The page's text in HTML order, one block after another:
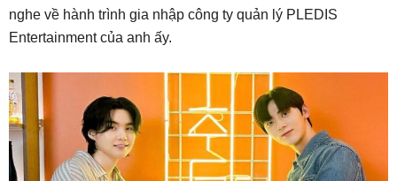
nghe về hành trình gia nhập công ty quản lý PLEDIS
Entertainment của anh ấy.